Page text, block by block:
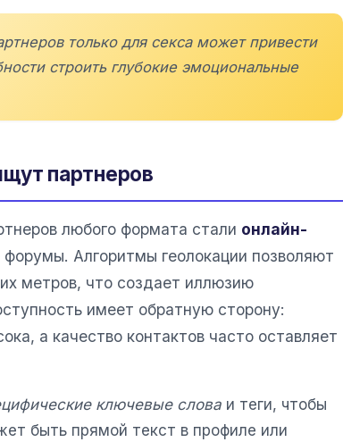
только для секса может привести
строить глубокие эмоциональные
партнеров
любого формата стали онлайн-
форумы. Алгоритмы геолокации позволяют
метров, что создает иллюзию
имеет обратную сторону:
а качество контактов часто оставляет
ключевые слова и теги, чтобы
быть прямой текст в профиле или